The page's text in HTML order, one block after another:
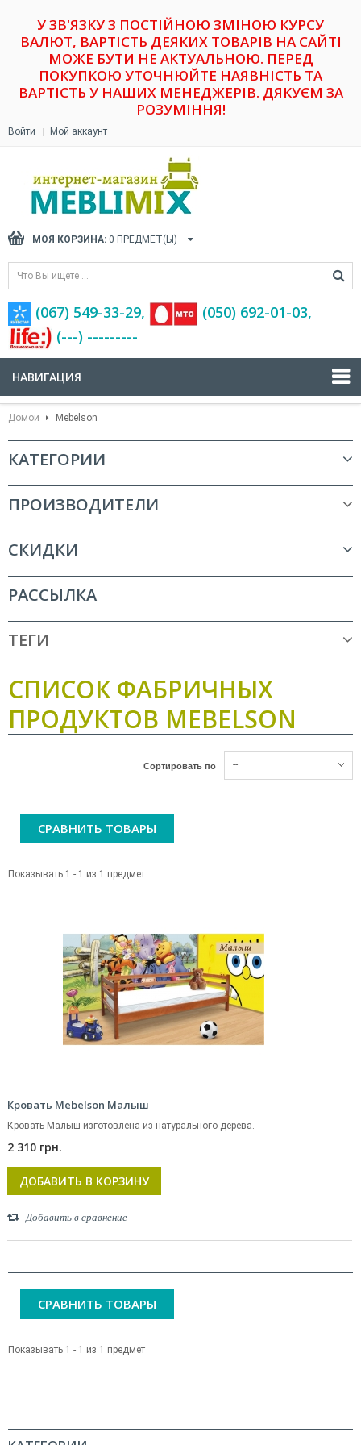
У ЗВ'ЯЗКУ З ПОСТІЙНОЮ ЗМІНОЮ КУРСУ
ВАЛЮТ, ВАРТІСТЬ ДЕЯКИХ ТОВАРІВ НА САЙТІ
МОЖЕ БУТИ НЕ АКТУАЛЬНОЮ. ПЕРЕД
ПОКУПКОЮ УТОЧНЮЙТЕ НАЯВНІСТЬ ТА
ВАРТІСТЬ У НАШИХ МЕНЕДЖЕРІВ. ДЯКУЄМ ЗА
РОЗУМІННЯ!
Войти Мой аккаунт
МОЯ КОРЗИНА: 0 ПРЕДМЕТ(Ы)
(067) 549-33-29,
(‎050) 692-01-03,
(---) ---------
НАВИГАЦИЯ
Домой Mebelson
КАТЕГОРИИ
ПРОИЗВОДИТЕЛИ
СКИДКИ
РАССЫЛКА
ТЕГИ
СПИСОК ФАБРИЧНЫХ
ПРОДУКТОВ MEBELSON
Сортировать по --
СРАВНИТЬ ТОВАРЫ
Показывать 1 - 1 из 1 предмет
Кровать Mebelson Малыш
Кровать Малыш изготовлена из натурального дерева.
2 310 грн.
ДОБАВИТЬ В КОРЗИНУ
Добавить в сравнение
СРАВНИТЬ ТОВАРЫ
Показывать 1 - 1 из 1 предмет